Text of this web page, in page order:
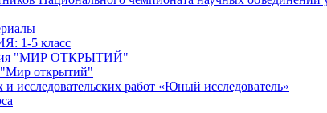
1-5 класс
"МИР ОТКРЫТИЙ"
открытий"
исследовательских работ «Юный исследователь»